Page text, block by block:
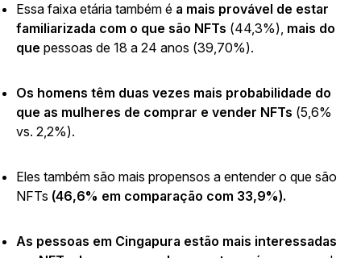
Essa faixa etária também é a mais provável de estar
familiarizada com o que são NFTs (44,3%), mais do
que pessoas de 18 a 24 anos (39,70%).
Os homens têm duas vezes mais probabilidade do
que as mulheres de comprar e vender NFTs (5,6%
vs. 2,2%).
Eles também são mais propensos a entender o que são
NFTs (46,6% em comparação com 33,9%).
As pessoas em Cingapura estão mais interessadas